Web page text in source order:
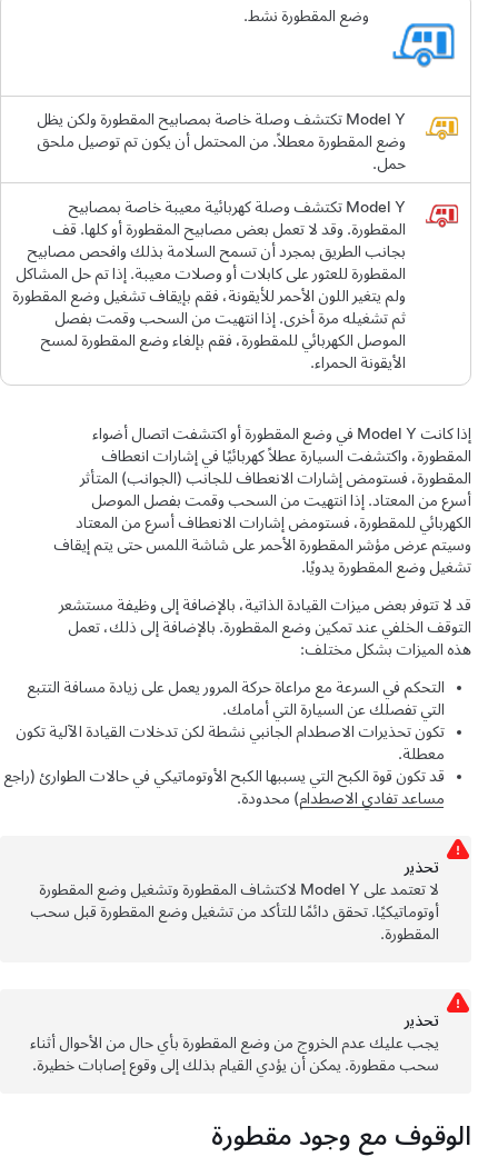
وضع المقطورة نشط.
Model Yتكتشف وصلة خاصة بمصابيح المقطورة ولكن يظل
وضع المقطورة معطلاً. من المحتمل أن يكون تم توصيل ملحق
حمل.
Model Yتكتشف وصلة كهربائية معيبة خاصة بمصابيح
المقطورة. وقد لا تعمل بعض مصابيح المقطورة أو كلها. قف
بجانب الطريق بمجرد أن تسمح السلامة بذلك وافحص مصابيح
المقطورة للعثور على كابلات أو وصلات معيبة. إذا تم حل المشاكل
ولم يتغير اللون الأحمر للأيقونة، فقم بإيقاف تشغيل وضع المقطورة
ثم تشغيله مرة أخرى. إذا انتهيت من السحب وقمت بفصل
الموصل الكهربائي للمقطورة، فقم بإلغاء وضع المقطورة لمسح
الأيقونة الحمراء.
إذا كانتModel Yفي وضع المقطورة أو اكتشفت اتصال أضواء
المقطورة، واكتشفت السيارة عطلاً كهربائيًا في إشارات انعطاف
المقطورة، فستومض إشارات الانعطاف للجانب (الجوانب) المتأثر
أسرع من المعتاد. إذا انتهيت من السحب وقمت بفصل الموصل
الكهربائي للمقطورة، فستومض إشارات الانعطاف أسرع من المعتاد
وسيتم عرض مؤشر المقطورة الأحمر على شاشة اللمس حتى يتم إيقاف
تشغيل وضع المقطورة يدويًا.
قد لا تتوفر بعض ميزاتالقيادة الذاتية، بالإضافة إلى وظيفة مستشعر
التوقف الخلفي عند تمكين وضع المقطورة. بالإضافة إلى ذلك، تعمل
هذه الميزات بشكل مختلف:
التحكم في السرعة مع مراعاة حركة المروريعمل على زيادة مسافة التتبع
التي تفصلك عن السيارة التي أمامك.
تكون تحذيرات الاصطدام الجانبي نشطة لكن تدخلات القيادة الآلية تكون
معطلة.
قد تكون قوة الكبح التي يسببها الكبح الأوتوماتيكي في حالات الطوارئ (راجع
مساعد تفادي الاصطدام) محدودة.
تحذﻳر
لا تعتمد علىModel Yلاكتشاف المقطورة وتشغيل وضع المقطورة
أوتوماتيكيًا. تحقق دائمًا للتأكد من تشغيل وضع المقطورة قبل سحب
المقطورة.
تحذﻳر
يجب عليك عدم الخروج من وضع المقطورة بأي حال من الأحوال أثناء
سحب مقطورة. يمكن أن يؤدي القيام بذلك إلى وقوع إصابات خطيرة.
الوقوف مع وجود مقطورة